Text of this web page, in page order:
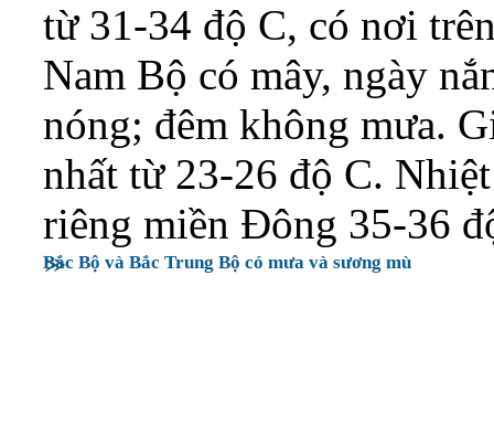
từ 31-34 độ C, có nơi
Nam Bộ có mây, ngày
nóng; đêm không mưa.
nhất từ 23-26 độ C.
riêng miền Đông 35-36
Bắc Bộ và Bắc Trung Bộ có mưa và sương mù